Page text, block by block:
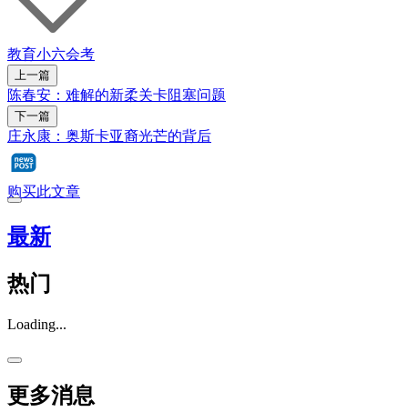
教育小六会考
上一篇
陈春安：难解的新柔关卡阻塞问题
下一篇
庄永康：奥斯卡亚裔光芒的背后
购买此文章
最新
热门
Loading...
更多消息